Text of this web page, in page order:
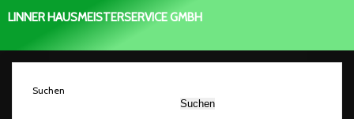
LINNER HAUSMEISTERSERVICE GMBH
Suchen
Suchen